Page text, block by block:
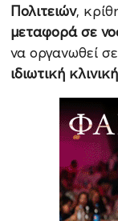
Πολιτειών,
μεταφορά σε
να οργανωθεί
ιδιωτική κλινική